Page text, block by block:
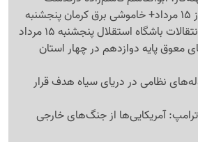
باشگاه استقلال پنجشنبه 15 مرداد
معوق پایه دوازدهم در چهار استان
نظامی در دریای سیاه هدف قرار
آمریکایی‌ها از جنگ‌های خارجی